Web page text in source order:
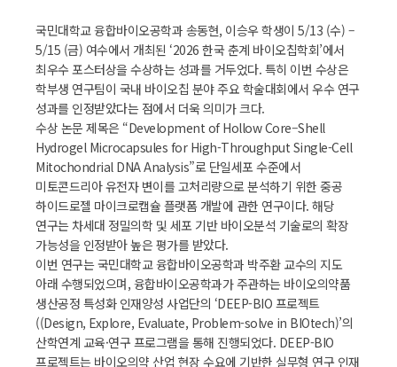
국민대학교 융합바이오공학과 송동현, 이승우 학생이 5/13 (수) –
5/15 (금) 여수에서 개최된 ‘2026 한국 춘계 바이오칩학회’에서
최우수 포스터상을 수상하는 성과를 거두었다. 특히 이번 수상은
학부생 연구팀이 국내 바이오칩 분야 주요 학술대회에서 우수 연구
성과를 인정받았다는 점에서 더욱 의미가 크다.
수상 논문 제목은 “Development of Hollow Core–Shell
Hydrogel Microcapsules for High-Throughput Single-Cell
Mitochondrial DNA Analysis”로 단일세포 수준에서
미토콘드리아 유전자 변이를 고처리량으로 분석하기 위한 중공
하이드로젤 마이크로캡슐 플랫폼 개발에 관한 연구이다. 해당
연구는 차세대 정밀의학 및 세포 기반 바이오분석 기술로의 확장
가능성을 인정받아 높은 평가를 받았다.
이번 연구는 국민대학교 융합바이오공학과 박주환 교수의 지도
아래 수행되었으며, 융합바이오공학과가 주관하는 바이오의약품
생산공정 특성화 인재양성 사업단의 ‘DEEP-BIO 프로젝트
((Design, Explore, Evaluate, Problem-solve in BIOtech)’의
산학연계 교육·연구 프로그램을 통해 진행되었다. DEEP-BIO
프로젝트는 바이오의약 산업 현장 수요에 기반한 실무형 연구 인재